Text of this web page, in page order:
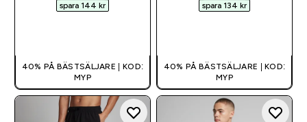
spara 144 kr‎
40% PÅ BÄSTSÄLJARE | KOD:
MYP
spara 134 kr‎
40% PÅ BÄSTSÄLJARE | KOD:
MYP